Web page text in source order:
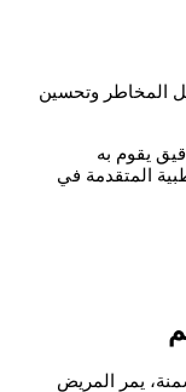
المخاطر وتحسين
يقوم به
المتقدمة في
يمر المريض